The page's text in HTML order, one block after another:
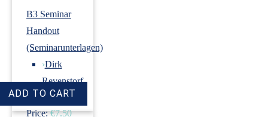
B3 Seminar
Handout
(Seminarunterlagen)
›Dirk
Revenstorf
Price: €7.50